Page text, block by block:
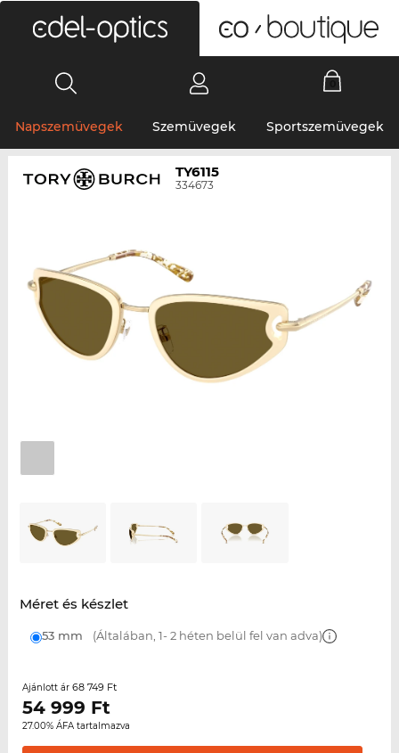
Napszemüvegek Szemüvegek Sportszemüvegek
TY6115
334673
Méret és készlet
53 mm (Általában, 1- 2 héten belül fel van adva)
Ajánlott ár 68 749 Ft
54 999 Ft
27.00% ÁFA tartalmazva